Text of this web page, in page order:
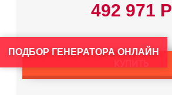
492 971 Р
ПОДБОР ГЕНЕРАТОРА ОНЛАЙН